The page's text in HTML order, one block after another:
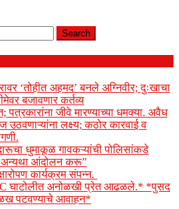
‘तोहीत अहमद’ बनले अग्निवीर; दुःखाचा
बजावणार कर्तव्य
जीवे मारण्याच्या धमक्या. अवैध
उठवणाऱ्यांना लक्ष्य; कठोर कारवाई व
धुमाकूळ गावकऱ्यांची पोलिसांकडे
अन्यथा आंदोलन करू”
कार्यक्रम संपन्न.
घाटोलीत अनोळखी प्रेत आढळले.* *पुसद
पटवण्याचे आवाहन*